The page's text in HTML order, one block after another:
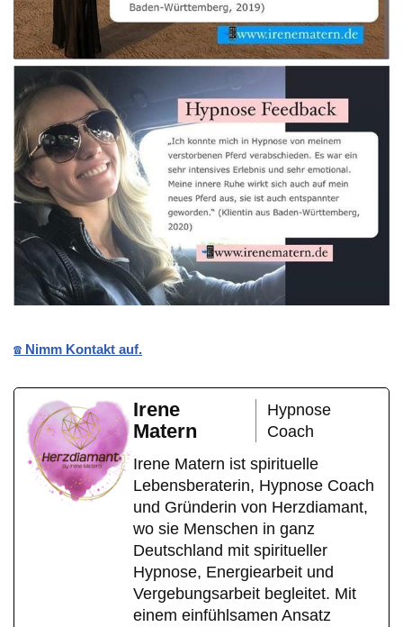
☎️ Nimm Kontakt auf.
Irene
Matern
Hypnose
Coach
Irene Matern ist spirituelle
Lebensberaterin, Hypnose Coach
und Gründerin von Herzdiamant,
wo sie Menschen in ganz
Deutschland mit spiritueller
Hypnose, Energiearbeit und
Vergebungsarbeit begleitet. Mit
einem einfühlsamen Ansatz